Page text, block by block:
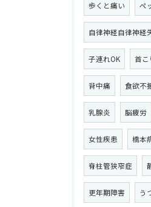
歩くと痛い ペ
自律神経自律神経
子連れOK 首こ
背中痛 食欲不
乳腺炎 脳疲労
女性疾患 橋本
脊柱管狭窄症
更年期障害 う